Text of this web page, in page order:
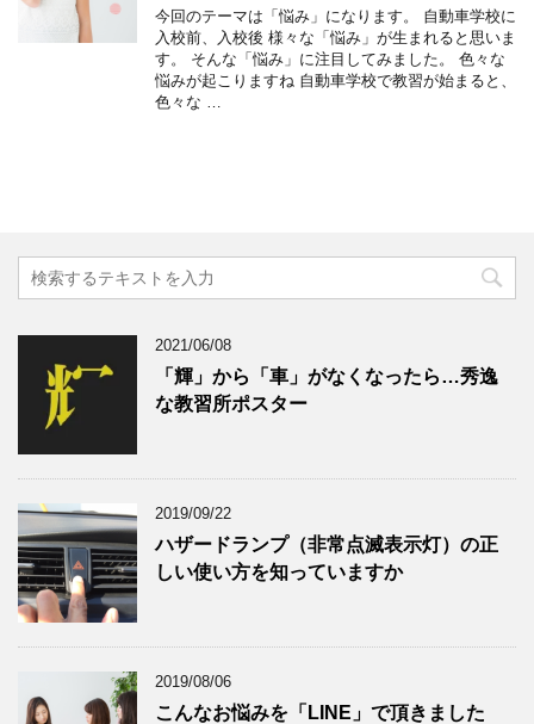
今回のテーマは「悩み」になります。 自動車学校に
入校前、入校後 様々な「悩み」が生まれると思いま
す。 そんな「悩み」に注目してみました。 色々な
悩みが起こりますね 自動車学校で教習が始まると、
色々な …
2021/06/08
「輝」から「車」がなくなったら…秀逸
な教習所ポスター
2019/09/22
ハザードランプ（非常点滅表示灯）の正
しい使い方を知っていますか
2019/08/06
こんなお悩みを「LINE」で頂きました